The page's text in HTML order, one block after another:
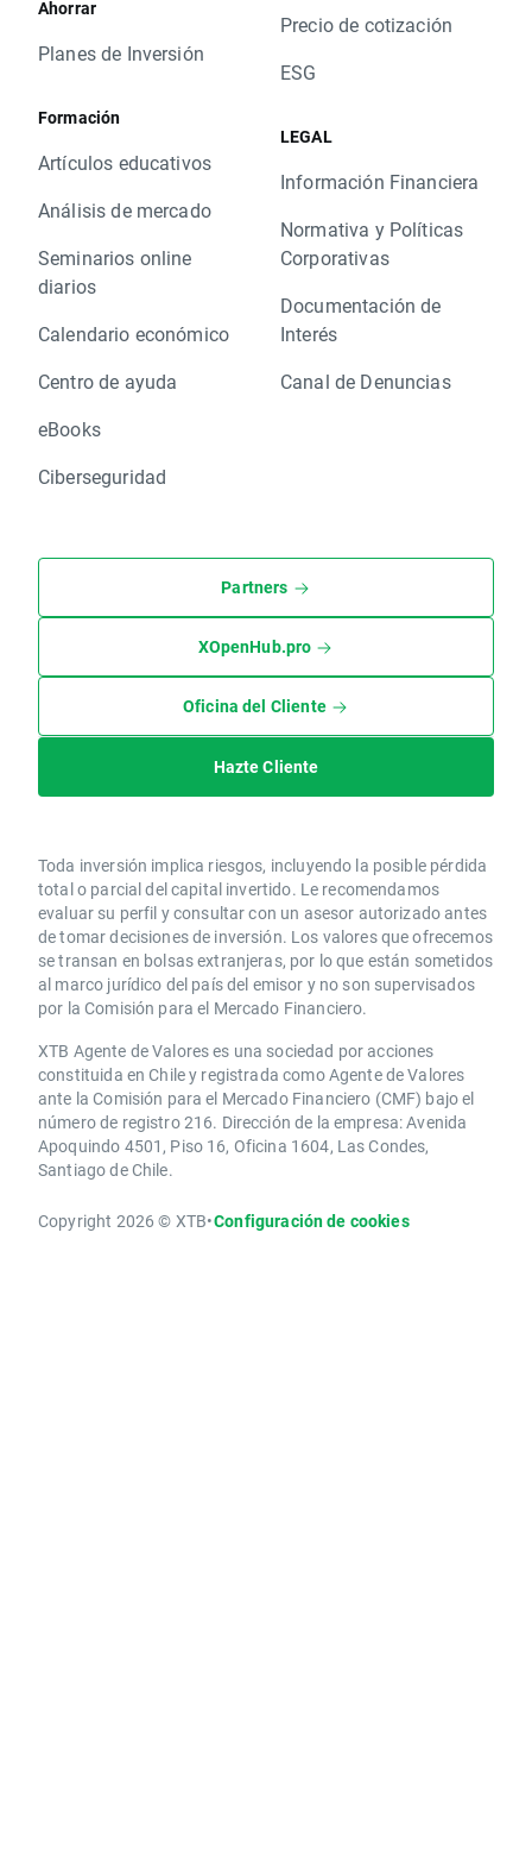
Ahorrar
Planes de Inversión
Formación
Artículos educativos
Análisis de mercado
Seminarios online
diarios
Calendario económico
Centro de ayuda
eBooks
Ciberseguridad
Precio de cotización
ESG
LEGAL
Información Financiera
Normativa y Políticas
Corporativas
Documentación de
Interés
Canal de Denuncias
Partners
XOpenHub.pro
Oficina del Cliente
Hazte Cliente
Toda inversión implica riesgos, incluyendo la posible pérdida
total o parcial del capital invertido. Le recomendamos
evaluar su perfil y consultar con un asesor autorizado antes
de tomar decisiones de inversión. Los valores que ofrecemos
se transan en bolsas extranjeras, por lo que están sometidos
al marco jurídico del país del emisor y no son supervisados
por la Comisión para el Mercado Financiero.
XTB Agente de Valores es una sociedad por acciones
constituida en Chile y registrada como Agente de Valores
ante la Comisión para el Mercado Financiero (CMF) bajo el
número de registro 216. Dirección de la empresa: Avenida
Apoquindo 4501, Piso 16, Oficina 1604, Las Condes,
Santiago de Chile.
Copyright 2026 © XTB•Configuración de cookies